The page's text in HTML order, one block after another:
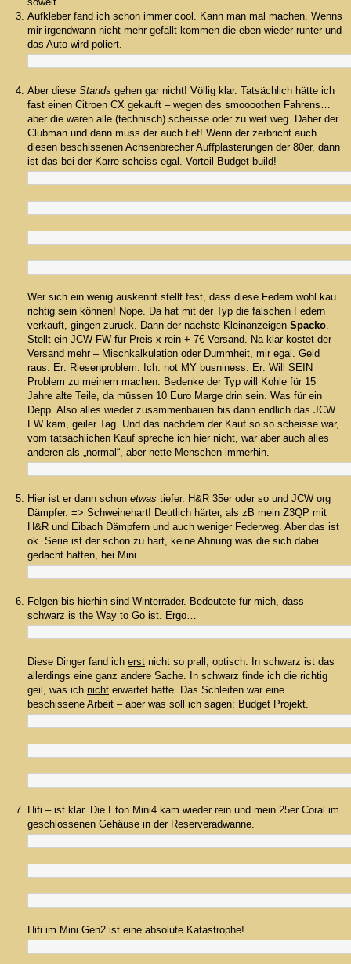
Aufkleber fand ich schon immer cool. Kann man mal machen. Wenns
mir irgendwann nicht mehr gefällt kommen die eben wieder runter und
das Auto wird poliert.
Aber diese Stands gehen gar nicht! Völlig klar. Tatsächlich hätte ich
fast einen Citroen CX gekauft – wegen des smoooothen Fahrens…
aber die waren alle (technisch) scheisse oder zu weit weg. Daher der
Clubman und dann muss der auch tief! Wenn der zerbricht auch
diesen beschissenen Achsenbrecher Auffplasterungen der 80er, dann
ist das bei der Karre scheiss egal. Vorteil Budget build!
Wer sich ein wenig auskennt stellt fest, dass diese Federn wohl kau
richtig sein können! Nope. Da hat mit der Typ die falschen Federn
verkauft, gingen zurück. Dann der nächste Kleinanzeigen Spacko.
Stellt ein JCW FW für Preis x rein + 7€ Versand. Na klar kostet der
Versand mehr – Mischkalkulation oder Dummheit, mir egal. Geld
raus. Er: Riesenproblem. Ich: not MY busniness. Er: Will SEIN
Problem zu meinem machen. Bedenke der Typ will Kohle für 15
Jahre alte Teile, da müssen 10 Euro Marge drin sein. Was für ein
Depp. Also alles wieder zusammenbauen bis dann endlich das JCW
FW kam, geiler Tag. Und das nachdem der Kauf so so scheisse war,
vom tatsächlichen Kauf spreche ich hier nicht, war aber auch alles
anderen als „normal“, aber nette Menschen immerhin.
Hier ist er dann schon etwas tiefer. H&R 35er oder so und JCW org
Dämpfer. => Schweinehart! Deutlich härter, als zB mein Z3QP mit
H&R und Eibach Dämpfern und auch weniger Federweg. Aber das ist
ok. Serie ist der schon zu hart, keine Ahnung was die sich dabei
gedacht hatten, bei Mini.
Felgen bis hierhin sind Winterräder. Bedeutete für mich, dass
schwarz is the Way to Go ist. Ergo…
Diese Dinger fand ich erst nicht so prall, optisch. In schwarz ist das
allerdings eine ganz andere Sache. In schwarz finde ich die richtig
geil, was ich nicht erwartet hatte. Das Schleifen war eine
beschissene Arbeit – aber was soll ich sagen: Budget Projekt.
Hifi – ist klar. Die Eton Mini4 kam wieder rein und mein 25er Coral im
geschlossenen Gehäuse in der Reserveradwanne.
Hifi im Mini Gen2 ist eine absolute Katastrophe!